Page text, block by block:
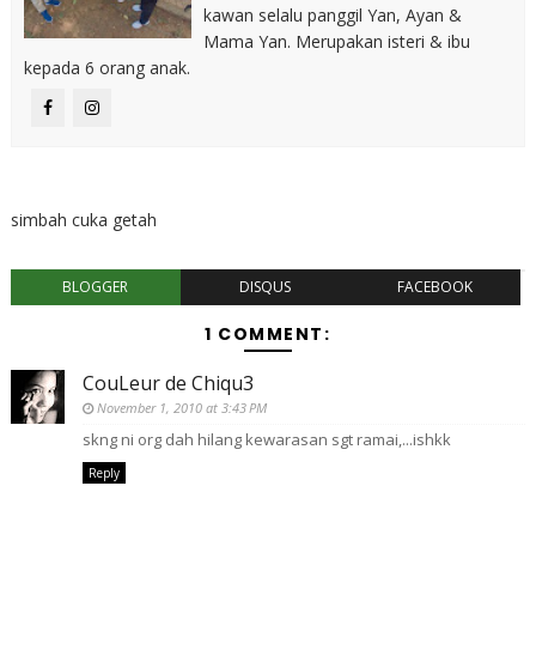
kawan selalu panggil Yan, Ayan &
Mama Yan. Merupakan isteri & ibu
kepada 6 orang anak.
simbah cuka getah
BLOGGER DISQUS FACEBOOK
1 COMMENT:
CouLeur de Chiqu3
November 1, 2010 at 3:43 PM
skng ni org dah hilang kewarasan sgt ramai,...ishkk
Reply